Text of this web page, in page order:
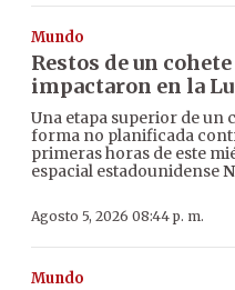
Mundo
Restos de un
impactaron en la
Una etapa superior de un
forma no planificada
primeras horas de este
espacial estadounidense
Agosto 5, 2026 08:44 p. m.
Mundo